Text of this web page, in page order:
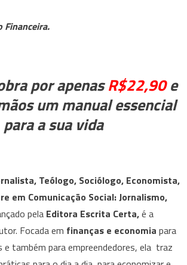
Financeira.
por apenasR$22,90e
um manual essencial
para a sua vida
Teólogo, Sociólogo, Economista,
em Comunicação Social: Jornalismo,
pela Editora Escrita Certa,é a
Focada em finanças e economia para
e também para empreendedores, ela traz